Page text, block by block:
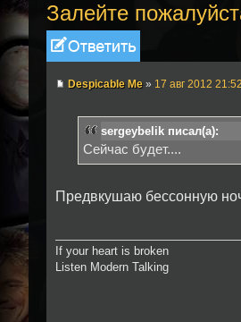
Залейте
Ответить
Despicable Me » 17 авг 2012 21:52
sergeybelik писал(а):
Сейчас будет....
Предвкушаю бессонную
If your heart is broken
Listen Modern Talking